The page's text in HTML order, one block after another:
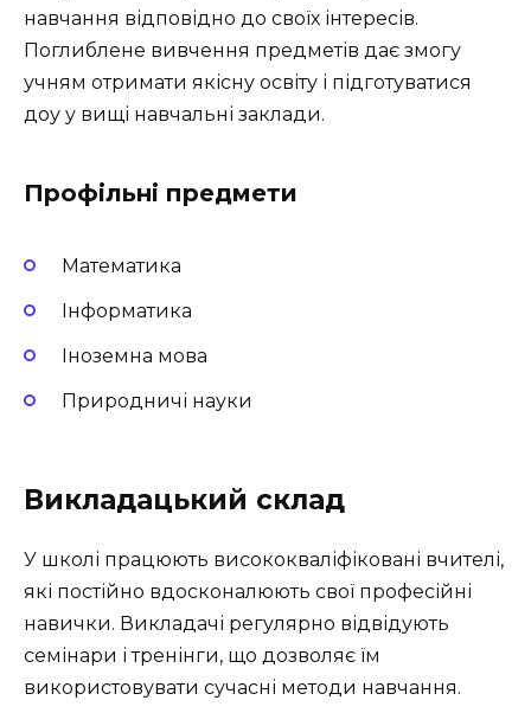
навчання відповідно до своїх інтересів.
Поглиблене вивчення предметів дає змогу
учням отримати якісну освіту і підготуватися
доу у вищі навчальні заклади.
Профільні предмети
Математика
Інформатика
Іноземна мова
Природничі науки
Викладацький склад
У школі працюють висококваліфіковані вчителі,
які постійно вдосконалюють свої професійні
навички. Викладачі регулярно відвідують
семінари і тренінги, що дозволяє їм
використовувати сучасні методи навчання.